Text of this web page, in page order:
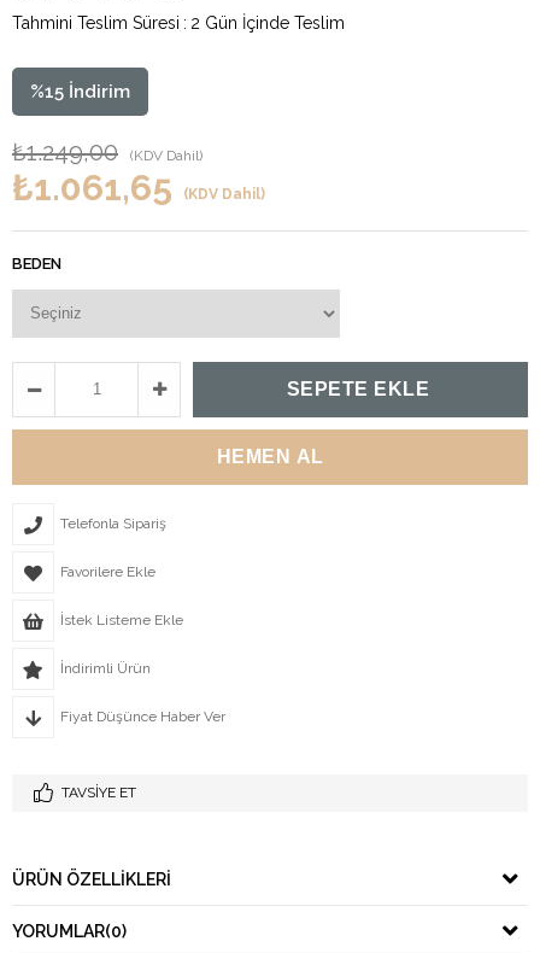
Tahmini Teslim Süresi : 2 Gün İçinde Teslim
%15 İndirim
₺1.249,00 (KDV Dahil)
₺1.061,65 (KDV Dahil)
BEDEN
Telefonla Sipariş
Favorilere Ekle
İstek Listeme Ekle
İndirimli Ürün
Fiyat Düşünce Haber Ver
TAVSIYE ET
ÜRÜN ÖZELLIKLERI
YORUMLAR(0)